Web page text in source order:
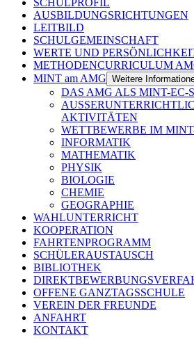
SCHULPROFIL
AUSBILDUNGSRICHTUNGEN
LEITBILD
SCHULGEMEINSCHAFT
WERTE UND
METHODENCURRICULUM
MINT am AMG Weitere
DAS AMG ALS MINT-EC-
AKTIVITÄTEN
WETTBEWERBE IM
INFORMATIK
MATHEMATIK
PHYSIK
BIOLOGIE
CHEMIE
GEOGRAPHIE
WAHLUNTERRICHT
KOOPERATION
FAHRTENPROGRAMM
SCHÜLERAUSTAUSCH
BIBLIOTHEK
OFFENE GANZTAGSSCHULE
VEREIN DER FREUNDE
ANFAHRT
KONTAKT